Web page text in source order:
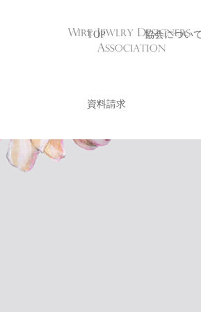
TOP 協会について
資料請求